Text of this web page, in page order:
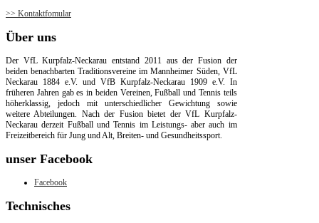
>> Kontaktfomular
Über uns
Der VfL Kurpfalz-Neckarau entstand 2011 aus der Fusion der
beiden benachbarten Traditionsvereine im Mannheimer Süden, VfL
Neckarau 1884 e.V. und VfB Kurpfalz-Neckarau 1909 e.V. In
früheren Jahren gab es in beiden Vereinen, Fußball und Tennis teils
höherklassig, jedoch mit unterschiedlicher Gewichtung sowie
weitere Abteilungen. Nach der Fusion bietet der VfL Kurpfalz-
Neckarau derzeit Fußball und Tennis im Leistungs- aber auch im
Freizeitbereich für Jung und Alt, Breiten- und Gesundheitssport.
unser Facebook
Facebook
Technisches